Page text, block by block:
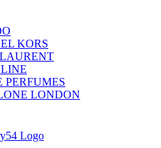
KORS
PERFUMES
LONDON